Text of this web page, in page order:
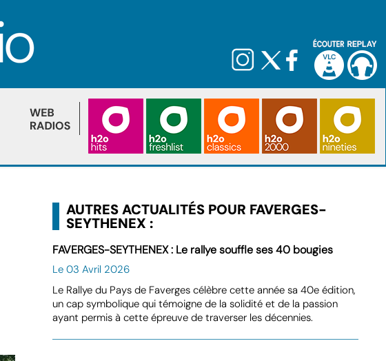
AUTRES ACTUALITÉS POUR FAVERGES-
SEYTHENEX :
FAVERGES-SEYTHENEX : Le rallye souffle ses 40 bougies
Le 03 Avril 2026
Le Rallye du Pays de Faverges célèbre cette année sa 40e édition,
un cap symbolique qui témoigne de la solidité et de la passion
ayant permis à cette épreuve de traverser les décennies.